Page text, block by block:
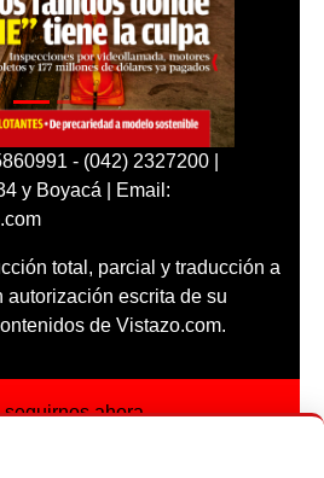
- (042) 2327200 |
y Boyacá | Email:
total, parcial y traducción a
escrita de su
de Vistazo.com.
ahora